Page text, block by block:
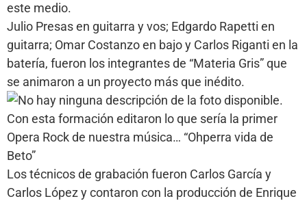
este medio.
Julio Presas en guitarra y vos; Edgardo Rapetti en
guitarra; Omar Costanzo en bajo y Carlos Riganti en la
batería, fueron los integrantes de “Materia Gris” que
se animaron a un proyecto más que inédito.
Con esta formación editaron lo que sería la primer
Opera Rock de nuestra música… “Ohperra vida de
Beto”
Los técnicos de grabación fueron Carlos García y
Carlos López y contaron con la producción de Enrique